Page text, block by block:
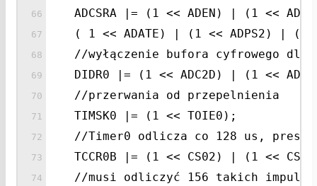
ADCSRA |= (1 << ADEN) | (1 <<
( 1 << ADATE) | (1 << ADPS2) | (1
//wyłączenie bufora cyfrowego dla
DIDR0 |= (1 << ADC2D) | (1 <<
//przerwania od przepelnienia
TIMSK0 |= (1 << TOIE0);
//Timer0 odlicza co 128 us,
TCCR0B |= (1 << CS02) | (1 <<
//musi odliczyć 156 takich